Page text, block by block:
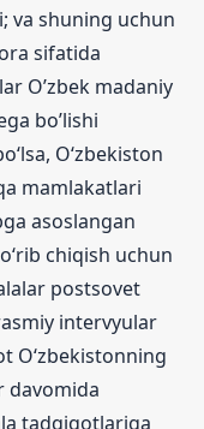
va shuning uchun
sifatida
O’zbek madaniy
bo’lishi
Oʻzbekiston
mamlakatlari
asoslangan
chiqish uchun
postsovet
intervyular
O‘zbekistonning
davomida
tadqiqotlariga